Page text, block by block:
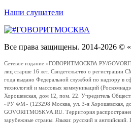
Наши слушатели
Все права защищены. 2014-2026 ©
Сетевое издание «ГОВОРИТМОСКВА.РУ/
лиц старше 16 лет. Свидетельство о
года выдано Федеральной службой по надзору в
технологий и массовых коммуникаций
Хорошевская, дом 12, пом. 22. Учредитель
«РУ ФМ» (123298 Москва, ул. 3-я Хорошевская,
GOVORITMOSKVA.RU. Территория
зарубежные страны. Языки: русский и английский.